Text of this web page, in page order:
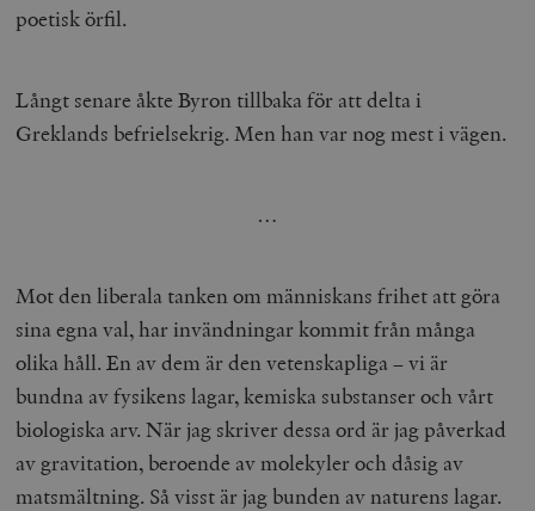
poetisk örfil.
Långt senare åkte Byron tillbaka för att delta i
Greklands befrielsekrig. Men han var nog mest i vägen.
…
Mot den liberala tanken om människans frihet att göra
sina egna val, har invändningar kommit från många
olika håll. En av dem är den vetenskapliga – vi är
bundna av fysikens lagar, kemiska substanser och vårt
biologiska arv. När jag skriver dessa ord är jag påverkad
av gravitation, beroende av molekyler och dåsig av
matsmältning. Så visst är jag bunden av naturens lagar.